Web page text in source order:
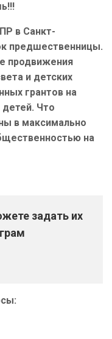
в Санкт-
предшественницы.
продвижения
и детских
грантов на
Что
в максимально
на
задать их